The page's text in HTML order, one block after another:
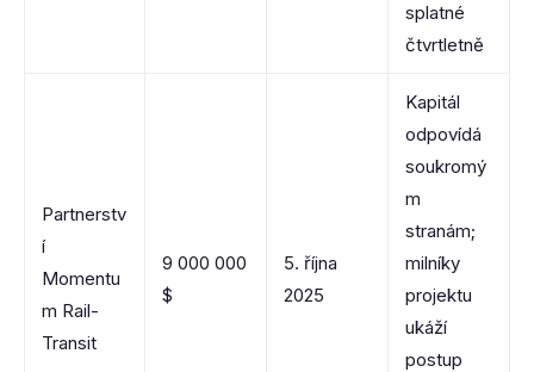
splatné
čtvrtletně
Partnerstv
í
Momentu
m Rail-
Transit
9 000 000
$
5. října
2025
Kapitál
odpovídá
soukromý
m
stranám;
milníky
projektu
ukáží
postup